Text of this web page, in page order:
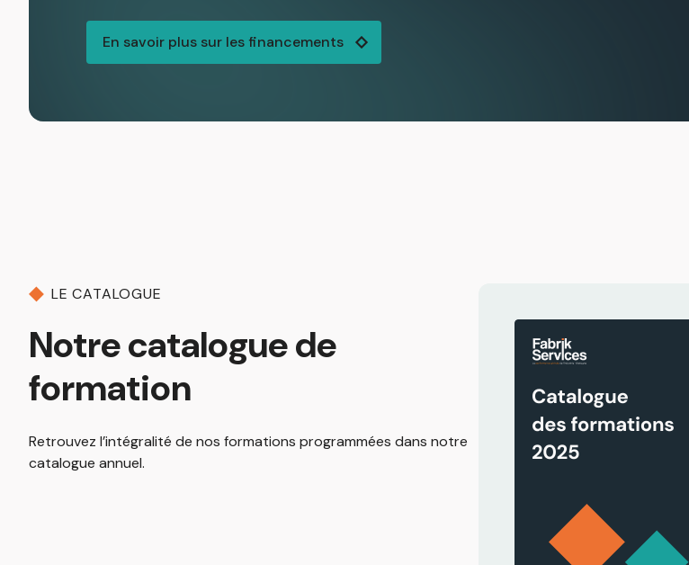
En savoir plus sur les financements
LE CATALOGUE
Notre catalogue de
formation
Retrouvez l’intégralité de nos formations programmées dans notre
catalogue annuel.